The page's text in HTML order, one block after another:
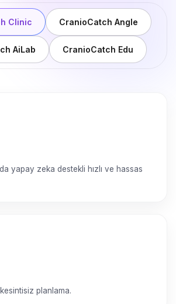
Clinic CranioCatch Angle
AiLab CranioCatch Edu
yapay zeka destekli hızlı ve hassas
planlama.